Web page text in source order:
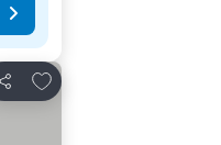
Teilen
Zu Favoriten hinzufügen